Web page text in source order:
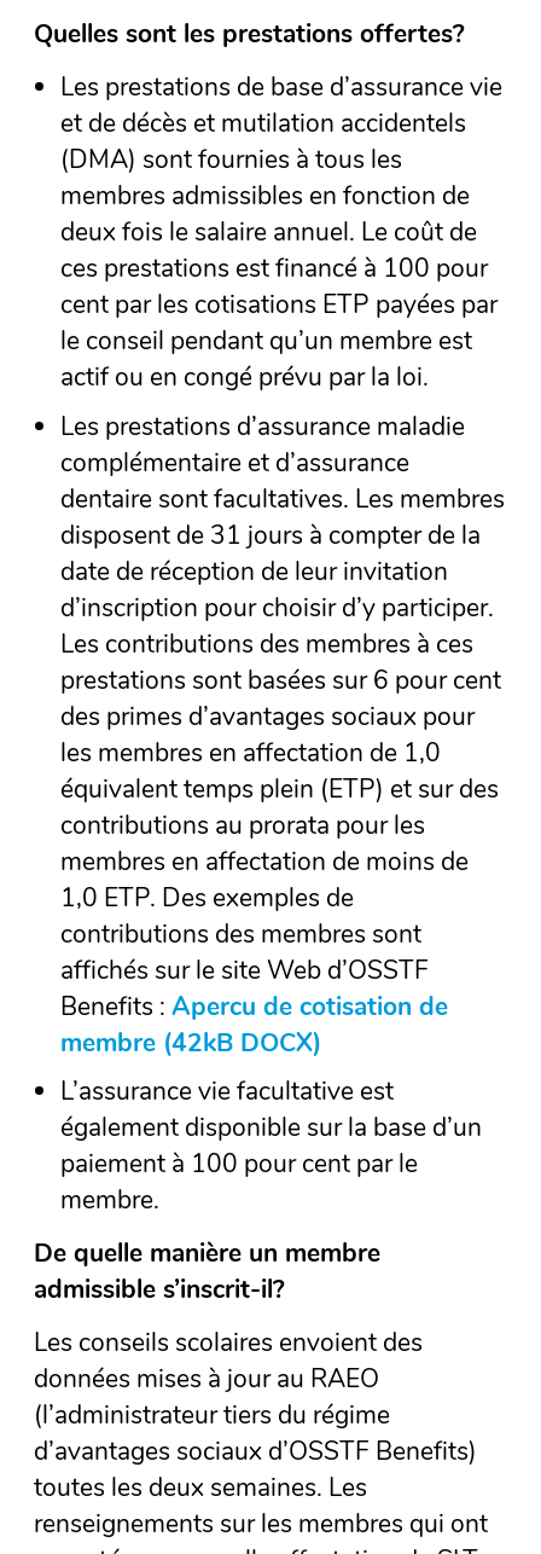
Quelles sont les prestations offertes?
Les prestations de base d’assurance vie
et de décès et mutilation accidentels
(DMA) sont fournies à tous les
membres admissibles en fonction de
deux fois le salaire annuel. Le coût de
ces prestations est financé à 100 pour
cent par les cotisations ETP payées par
le conseil pendant qu’un membre est
actif ou en congé prévu par la loi.
Les prestations d’assurance maladie
complémentaire et d’assurance
dentaire sont facultatives. Les membres
disposent de 31 jours à compter de la
date de réception de leur invitation
d’inscription pour choisir d’y participer.
Les contributions des membres à ces
prestations sont basées sur 6 pour cent
des primes d’avantages sociaux pour
les membres en affectation de 1,0
équivalent temps plein (ETP) et sur des
contributions au prorata pour les
membres en affectation de moins de
1,0 ETP. Des exemples de
contributions des membres sont
affichés sur le site Web d’OSSTF
Benefits :Apercu de cotisation de
membre (42kB DOCX)
dans
une
nouvelle
fenêtre)
L’assurance vie facultative est
également disponible sur la base d’un
paiement à 100 pour cent par le
membre.
De quelle manière un membre
admissible s’inscrit-il?
Les conseils scolaires envoient des
données mises à jour au RAEO
(l’administrateur tiers du régime
d’avantages sociaux d’OSSTF Benefits)
toutes les deux semaines. Les
renseignements sur les membres qui ont